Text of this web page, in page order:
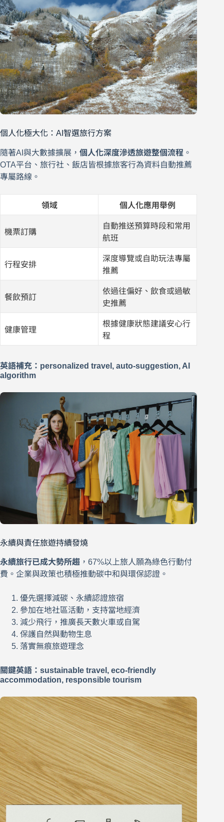
個人化極大化：AI智選旅行方案
隨著AI與大數據擴展， 個人化深度滲透旅遊整個流程 。
OTA平台、旅行社、飯店皆根據旅客行為資料自動推薦
專屬路線。
領域 個人化應用舉例
機票訂購
自動推送預算時段和常用
航班
行程安排
深度導覽或自助玩法專屬
推薦
餐飲預訂
依過往偏好、飲食或過敏
史推薦
健康管理
根據健康狀態建議安心行
程
英語補充：personalized travel, auto-suggestion, AI
algorithm
永續與責任旅遊持續發燒
永續旅行已成大勢所趨 ，67%以上旅人願為綠色行動付
費。企業與政策也積極推動碳中和與環保認證。
優先選擇減碳、永續認證旅宿
參加在地社區活動，支持當地經濟
減少飛行，推廣長天數火車或自駕
保護自然與動物生息
落實無痕旅遊理念
關鍵英語：sustainable travel, eco-friendly
accommodation, responsible tourism